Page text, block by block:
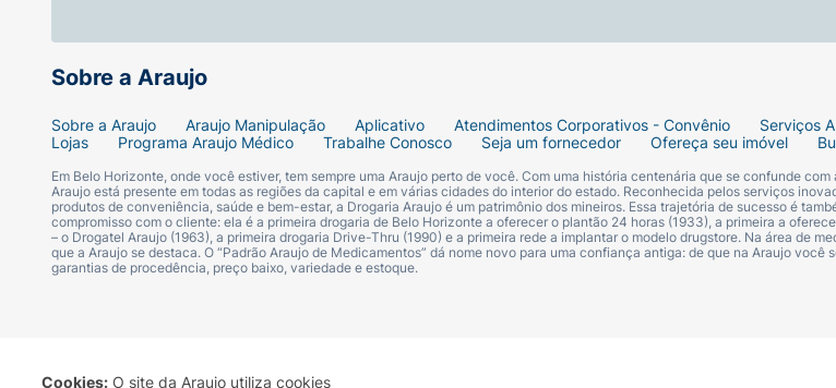
Cookies: O site da Araujo utiliza cookies
Sobre a Araujo
Sobre a Araujo Araujo Manipulação Aplicativo Atendimentos Corporativos - Convênio Serviços
Lojas
Programa Araujo Médico Trabalhe Conosco Seja um fornecedor Ofereça seu imóvel
Em Belo Horizonte, onde você estiver, tem sempre uma Araujo perto de você. Com uma história centenária que se confunde
Araujo está presente em todas as regiões da capital e em várias cidades do interior do estado. Reconhecida pelos serviços
produtos de conveniência, saúde e bem-estar, a Drogaria Araujo é um patrimônio dos mineiros. Essa trajetória de sucesso é
compromisso com o cliente: ela é a primeira drogaria de Belo Horizonte a oferecer o plantão 24 horas (1933), a primeira a
– o Drogatel Araujo (1963), a primeira drogaria Drive-Thru (1990) e a primeira rede a implantar o modelo drugstore. Na área de
que a Araujo se destaca. O “Padrão Araujo de Medicamentos” dá nome novo para uma confiança antiga: de que na Araujo você
garantias de procedência, preço baixo, variedade e estoque.